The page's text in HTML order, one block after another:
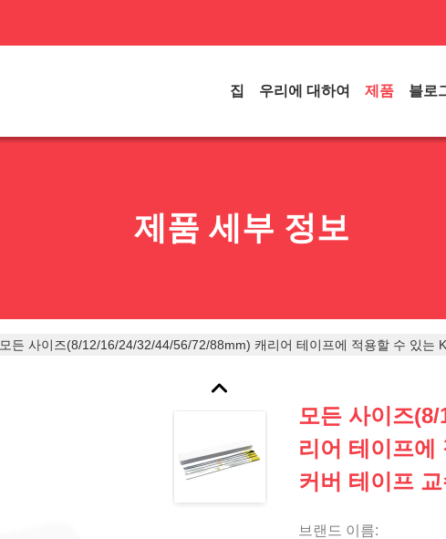
집 우리에 대하여 제품 블로
제품 세부 정보
모든 사이즈(8/12/16/24/32/44/56/72/88mm) 캐리어 테이프에 적용할 수 있는
모든 사이즈
리어 테이프에
커버 테이프
브랜드 이름: